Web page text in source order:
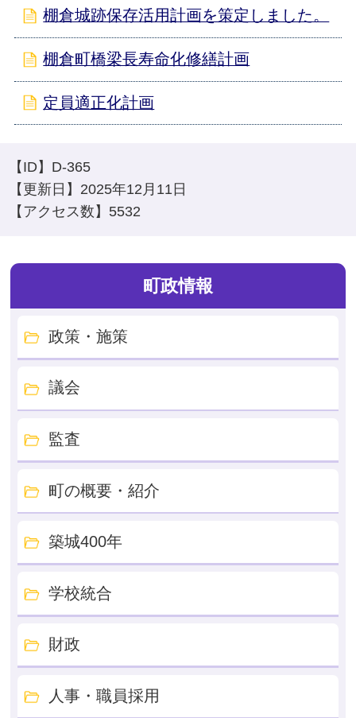
棚倉城跡保存活用計画を策定しました。
棚倉町橋梁長寿命化修繕計画
定員適正化計画
【ID】 D-365
【更新日】 2025年12月11日
【アクセス数】 5532
町政情報
政策・施策
議会
監査
町の概要・紹介
築城400年
学校統合
財政
人事・職員採用